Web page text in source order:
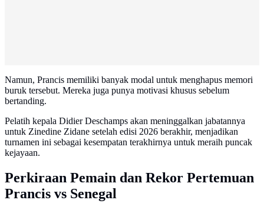
Namun, Prancis memiliki banyak modal untuk menghapus memori
buruk tersebut. Mereka juga punya motivasi khusus sebelum
bertanding.
Pelatih kepala Didier Deschamps akan meninggalkan jabatannya
untuk Zinedine Zidane setelah edisi 2026 berakhir, menjadikan
turnamen ini sebagai kesempatan terakhirnya untuk meraih puncak
kejayaan.
Perkiraan Pemain dan Rekor Pertemuan
Prancis vs Senegal